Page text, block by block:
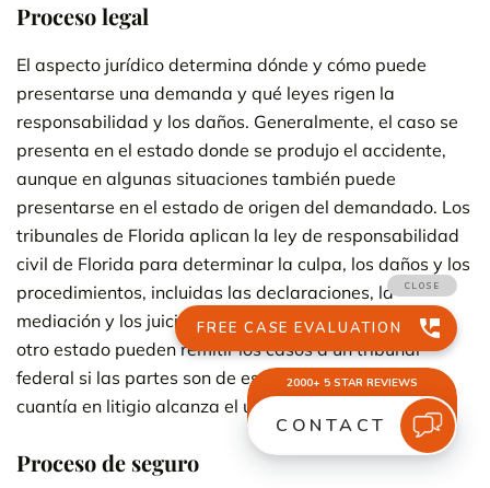
Proceso legal
El aspecto jurídico determina dónde y cómo puede
presentarse una demanda y qué leyes rigen la
responsabilidad y los daños. Generalmente, el caso se
presenta en el estado donde se produjo el accidente,
aunque en algunas situaciones también puede
presentarse en el estado de origen del demandado. Los
tribunales de Florida aplican la ley de responsabilidad
civil de Florida para determinar la culpa, los daños y los
procedimientos, incluidas las declaraciones, la
mediación y los juicios. A veces, los demandados de
otro estado pueden remitir los casos a un tribunal
federal si las partes son de estados diferentes y la
cuantía en litigio alcanza el umbral.
Proceso de seguro